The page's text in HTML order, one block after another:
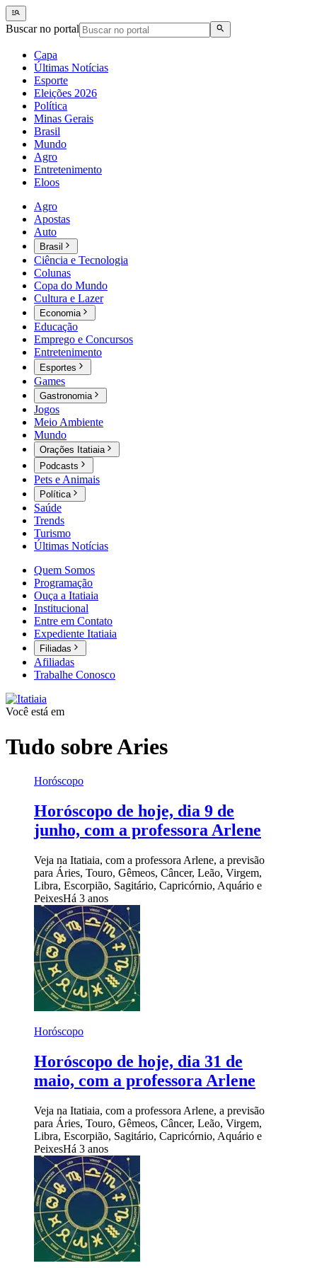
Buscar no portal
Capa
Últimas Notícias
Esporte
Eleições 2026
Política
Minas Gerais
Brasil
Mundo
Agro
Entretenimento
Eloos
Agro
Apostas
Auto
Brasil
Ciência e Tecnologia
Colunas
Copa do Mundo
Cultura e Lazer
Economia
Educação
Emprego e Concursos
Entretenimento
Esportes
Games
Gastronomia
Jogos
Meio Ambiente
Mundo
Orações Itatiaia
Podcasts
Pets e Animais
Política
Saúde
Trends
Turismo
Últimas Notícias
Quem Somos
Programação
Ouça a Itatiaia
Institucional
Entre em Contato
Expediente Itatiaia
Filiadas
Afiliadas
Trabalhe Conosco
Você está em
Tudo sobreAries
Horóscopo
Horóscopo de hoje, dia 9 de
junho, com a professora Arlene
Veja na Itatiaia, com a professora Arlene, a previsão
para Áries, Touro, Gêmeos, Câncer, Leão, Virgem,
Libra, Escorpião, Sagitário, Capricórnio, Aquário e
PeixesHá 3 anos
Horóscopo
Horóscopo de hoje, dia 31 de
maio, com a professora Arlene
Veja na Itatiaia, com a professora Arlene, a previsão
para Áries, Touro, Gêmeos, Câncer, Leão, Virgem,
Libra, Escorpião, Sagitário, Capricórnio, Aquário e
PeixesHá 3 anos